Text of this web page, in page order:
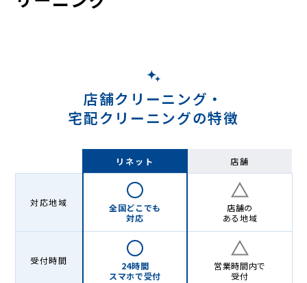
Lenet〈リ
ネ
店舗クリーニング・
宅配クリーニングの特徴
リネット 店舗
対応地域
全国どこでも
対応
店舗の
ある地域
受付時間
24時間
スマホで受付
営業時間内で
受付